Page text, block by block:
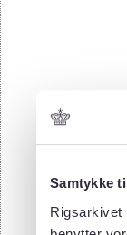
Samtykke
Rigsarkivet